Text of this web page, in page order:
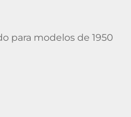
para modelos de 1950